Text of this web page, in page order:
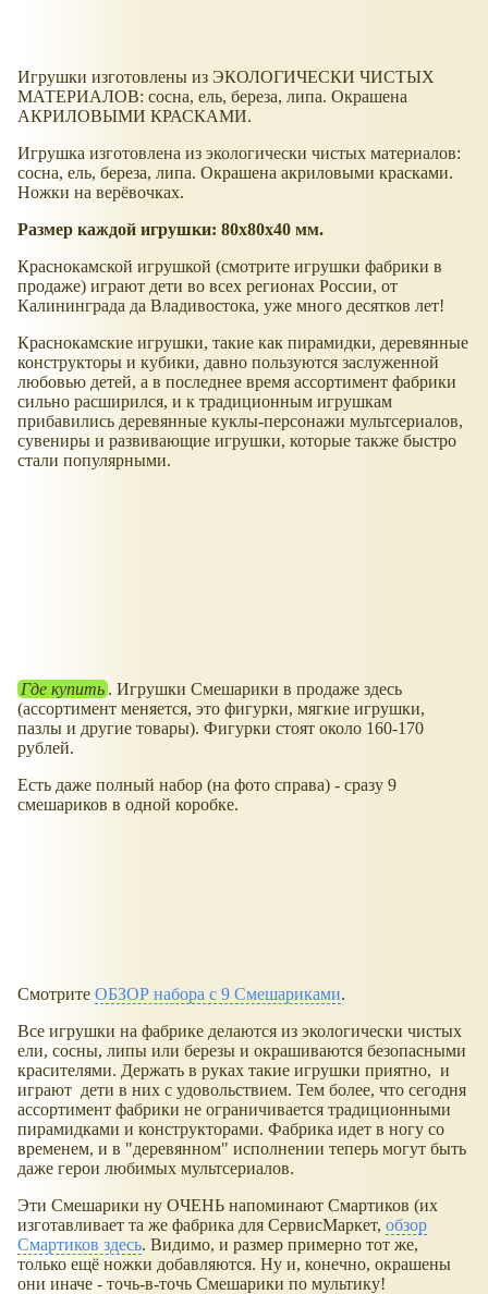
Игрушки изготовлены из ЭКОЛОГИЧЕСКИ ЧИСТЫХ
МАТЕРИАЛОВ: сосна, ель, береза, липа. Окрашена
АКРИЛОВЫМИ КРАСКАМИ.
Игрушка изготовлена из экологически чистых материалов:
сосна, ель, береза, липа. Окрашена акриловыми красками.
Ножки на верёвочках.
Размер каждой игрушки: 80х80х40 мм.
Краснокамской игрушкой (смотрите игрушки фабрики в
продаже) играют дети во всех регионах России, от
Калининграда да Владивостока, уже много десятков лет!
Краснокамские игрушки, такие как пирамидки, деревянные
конструкторы и кубики, давно пользуются заслуженной
любовью детей, а в последнее время ассортимент фабрики
сильно расширился, и к традиционным игрушкам
прибавились деревянные куклы-персонажи мультсериалов,
сувениры и развивающие игрушки, которые также быстро
стали популярными.
Где купить . Игрушки Смешарики в продаже здесь
(ассортимент меняется, это фигурки, мягкие игрушки,
пазлы и другие товары). Фигурки стоят около 160-170
рублей.
Есть даже полный набор (на фото справа) - сразу 9
смешариков в одной коробке.
Смотрите ОБЗОР набора с 9 Смешариками.
Все игрушки на фабрике делаются из экологически чистых
ели, сосны, липы или березы и окрашиваются безопасными
красителями. Держать в руках такие игрушки приятно, и
играют дети в них с удовольствием. Тем более, что сегодня
ассортимент фабрики не ограничивается традиционными
пирамидками и конструкторами. Фабрика идет в ногу со
временем, и в "деревянном" исполнении теперь могут быть
даже герои любимых мультсериалов.
Эти Смешарики ну ОЧЕНЬ напоминают Смартиков (их
изготавливает та же фабрика для СервисМаркет, обзор
Смартиков здесь. Видимо, и размер примерно тот же,
только ещё ножки добавляются. Ну и, конечно, окрашены
они иначе - точь-в-точь Смешарики по мультику!